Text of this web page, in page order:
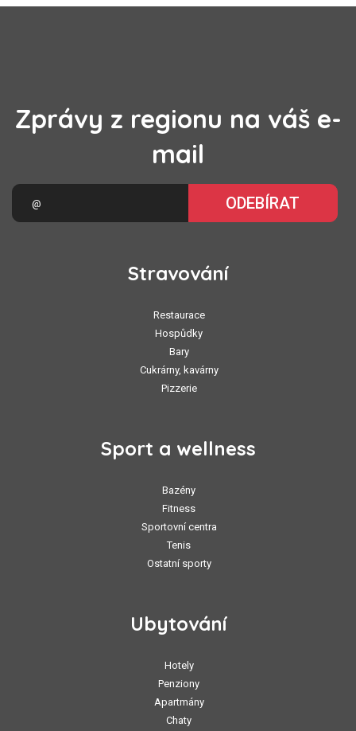
Zprávy z regionu na váš e-
mail
ODEBÍRAT
Stravování
Restaurace
Hospůdky
Bary
Cukrárny, kavárny
Pizzerie
Sport a wellness
Bazény
Fitness
Sportovní centra
Tenis
Ostatní sporty
Ubytování
Hotely
Penziony
Apartmány
Chaty